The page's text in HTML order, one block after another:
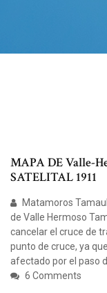
MAPA DE Valle-
SATELITAL 1911
Matamoros
de Valle Hermoso
cancelar el cruce de
punto de cruce, ya
afectado por el paso
6 Comments